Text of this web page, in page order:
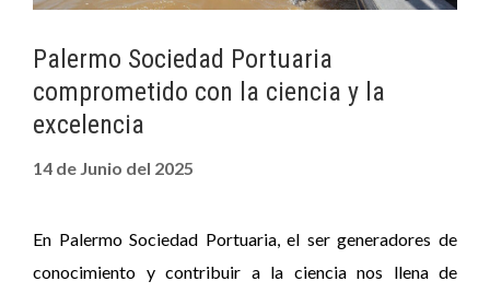
Palermo Sociedad Portuaria
comprometido con la ciencia y la
excelencia
14 de Junio del 2025
En Palermo Sociedad Portuaria, el ser generadores de
conocimiento y contribuir a la ciencia nos llena de